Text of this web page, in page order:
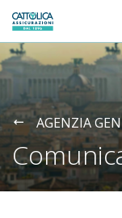
Generali logo
AGENZIA